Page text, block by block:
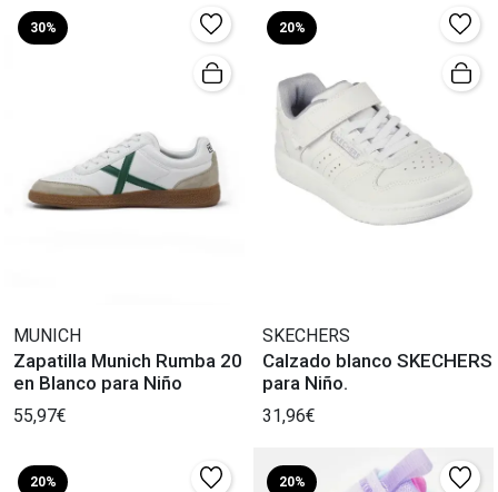
30%
MUNICH
Zapatilla Munich Rumba 20
en Blanco para Niño
55,97€
20%
SKECHERS
Calzado blanco SKECHERS
para Niño.
31,96€
20% 20%